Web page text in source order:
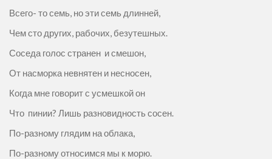
Всего- то семь, но эти семь длинней,
Чем сто других, рабочих, безутешных.
Соседа голос странен и смешон,
От насморка невнятен и несносен,
Когда мне говорит с усмешкой он
Что пинии? Лишь разновидность сосен.
По-разному глядим на облака,
По-разному относимся мы к морю.